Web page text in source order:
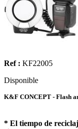
Ref : KF22005
Disponible
K&F CONCEPT - Flash
* El tiempo de